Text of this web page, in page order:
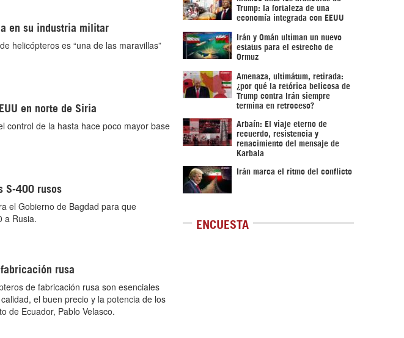
en su industria militar
helicópteros es “una de las maravillas”
en norte de Siria
control de la hasta hace poco mayor base
S-400 rusos
el Gobierno de Bagdad para que
a Rusia.
rusa
de fabricación rusa son esenciales
el buen precio y la potencia de los
de Ecuador, Pablo Velasco.
Trump: la fortaleza de una
economía integrada con EEUU
Irán y Omán ultiman un nuevo
estatus para el estrecho de
Ormuz
Amenaza, ultimátum, retirada:
¿por qué la retórica belicosa de
Trump contra Irán siempre
termina en retroceso?
Arbaín: El viaje eterno de
recuerdo, resistencia y
renacimiento del mensaje de
Karbala
Irán marca el ritmo del conflicto
ENCUESTA